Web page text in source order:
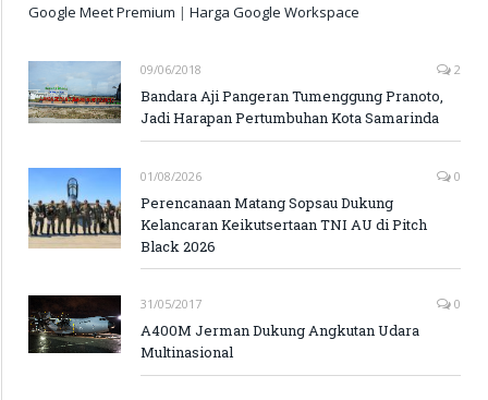
Google Meet Premium | Harga Google Workspace
09/06/2018 2
Bandara Aji Pangeran Tumenggung Pranoto,
Jadi Harapan Pertumbuhan Kota Samarinda
01/08/2026 0
Perencanaan Matang Sopsau Dukung
Kelancaran Keikutsertaan TNI AU di Pitch
Black 2026
31/05/2017 0
A400M Jerman Dukung Angkutan Udara
Multinasional